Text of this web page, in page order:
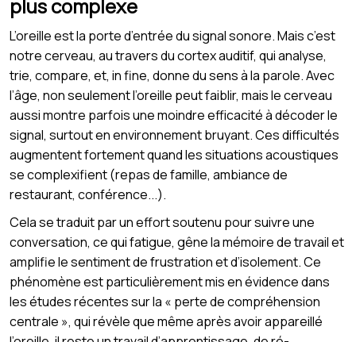
plus complexe
L’oreille est la porte d’entrée du signal sonore. Mais c’est
notre cerveau, au travers du cortex auditif, qui analyse,
trie, compare, et, in fine, donne du sens à la parole. Avec
l’âge, non seulement l’oreille peut faiblir, mais le cerveau
aussi montre parfois une moindre efficacité à décoder le
signal, surtout en environnement bruyant. Ces difficultés
augmentent fortement quand les situations acoustiques
se complexifient (repas de famille, ambiance de
restaurant, conférence...).
Cela se traduit par un effort soutenu pour suivre une
conversation, ce qui fatigue, gêne la mémoire de travail et
amplifie le sentiment de frustration et d’isolement. Ce
phénomène est particulièrement mis en évidence dans
les études récentes sur la « perte de compréhension
centrale », qui révèle que même après avoir appareillé